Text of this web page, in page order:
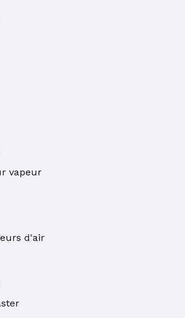
vapeur
d'air